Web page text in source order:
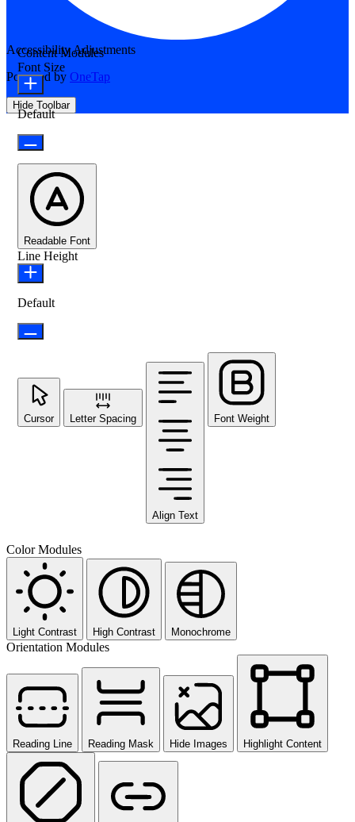
Accessibility Adjustments
Powered by OneTap
Hide Toolbar
Content Modules
Font Size
Default
Readable Font
Line Height
Default
Cursor Letter Spacing
Align Text
Font Weight
Color Modules
Light Contrast High Contrast Monochrome
Orientation Modules
Reading Line Reading Mask Hide Images Highlight Content